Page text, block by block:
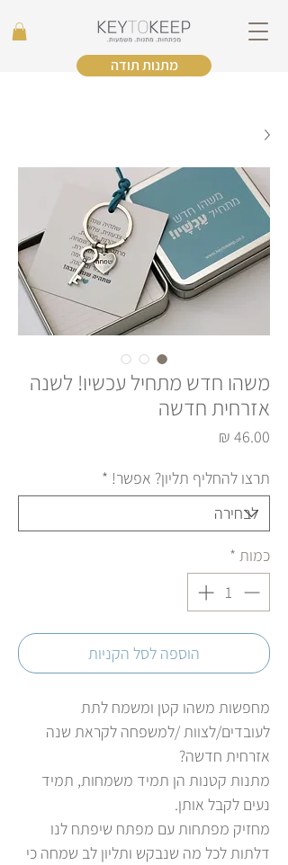
מתנות תודה
משהו חדש מתחיל עכשיו! לשנה
אזרחית חדשה
תרצו להחליף תליון? אפשר! *
כמות *
הוספה לסל הקניות
מחפשות משהו קטן ומשמח לתת
לעובדים/לצוות /למשפחה לקראת שנה
אזרחית חדשה?
מתנות קטנות הן תמיד משמחות, תמיד
נעים לקבל אותן.
מחזיק מפתחות עם מפתח שיפתח לנו
דלתות לכל מה שנבקש ותליון לב שמחה כי